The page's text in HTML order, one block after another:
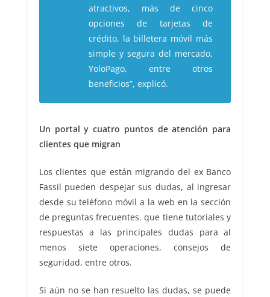
atractivos, más de cinco
opciones de tarjetas de
crédito, la billetera móvil más
simple y segura del mercado,
YoloPago, entre otros
beneficios”, explicó.
Un portal y cuatro puntos de atención para
clientes que migran
Los clientes que están migrando del ex Banco
Fassil pueden despejar sus dudas, al ingresar
desde su teléfono móvil a la web en la sección
de preguntas frecuentes. que tiene tutoriales y
respuestas a las principales dudas para al
menos siete operaciones, consejos de
seguridad, entre otros.
Si aún no se han resuelto las dudas, se puede